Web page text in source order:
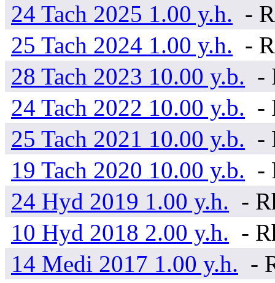
24 Tach 2025 1.00 y.h. -
25 Tach 2024 1.00 y.h. -
28 Tach 2023 10.00 y.b. -
24 Tach 2022 10.00 y.b. -
25 Tach 2021 10.00 y.b. -
19 Tach 2020 10.00 y.b. -
24 Hyd 2019 1.00 y.h. -
10 Hyd 2018 2.00 y.h. -
14 Medi 2017 1.00 y.h. -